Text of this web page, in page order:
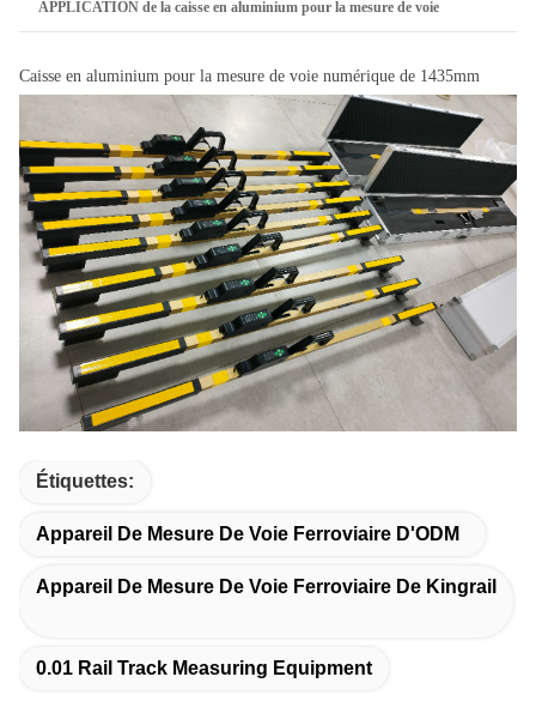
APPLICATION de la caisse en aluminium pour la mesure de voie
Caisse en aluminium pour la mesure de voie numérique de 1435mm
Étiquettes:
Appareil De Mesure De Voie Ferroviaire D'ODM
Appareil De Mesure De Voie Ferroviaire De Kingrail
0.01 Rail Track Measuring Equipment